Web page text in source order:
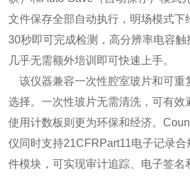
文件保存全部自动执行，明场模式下
30秒即可完成检测，高分辨率电容
几乎无需额外培训即可快速上手。
该仪器兼容一次性腔室玻片和可重
选择。一次性玻片无需清洗，可有效
使用计数板则更为环保和经济。
仪同时支持21CFRPart11电子记录
件模块，可实现审计追踪、电子签名